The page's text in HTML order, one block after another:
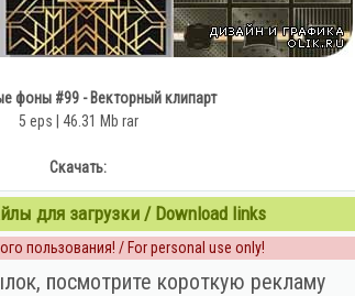
фоны #99 - Векторный клипарт
5 eps | 46.31 Mb rar
Скачать:
для загрузки / Download links
пользования! / For personal use only!
посмотрите короткую рекламу